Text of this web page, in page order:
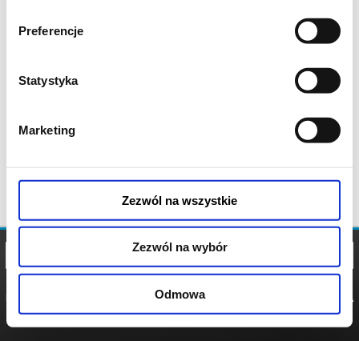
Preferencje
Statystyka
Marketing
Zezwól na wszystkie
Zezwól na wybór
Odmowa
POLITYKA
POLITYKA